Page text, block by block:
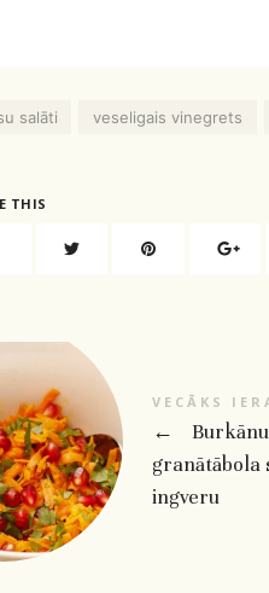
salāti veseligais vinegrets
THIS
VECĀKS
←
granātābola
ingveru